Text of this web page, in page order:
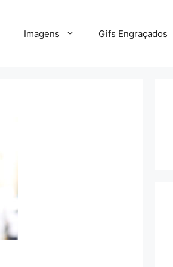
Imagens Gifs Engraçados